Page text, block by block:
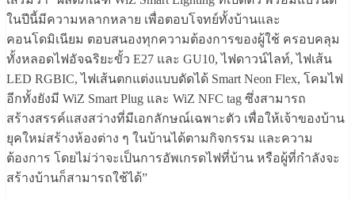
ในปีนี้มีความหลากหลาย เพื่อตอบโจทย์ทั้งบ้านและ
คอนโดมิเนียม ตอบสนองทุกความต้องการของผู้ใช้ ครอบคลุม
ทั้งหลอดไฟอัจฉริยะขั้ว E27 และ GU10, ไฟดาวน์ไลท์, ไฟเส้น
LED RGBIC, ไฟเส้นตกแต่งแบบดัดได้ Smart Neon Flex, โคมไฟ
อีกทั้งยังมี WiZ Smart Plug และ WiZ NFC tag ซึ่งสามารถ
สร้างสรรค์แสงสว่างที่มีเอกลักษณ์เฉพาะตัว เพื่อให้เจ้าของบ้าน
ยุคใหม่สร้างห้องต่าง ๆ ในบ้านได้ตามกิจกรรม และความ
ต้องการ โดยไม่ว่าจะเป็นการอัพเกรดไฟที่บ้าน หรือผู้ที่กำลังจะ
สร้างบ้านก็สามารถใช้ได้”